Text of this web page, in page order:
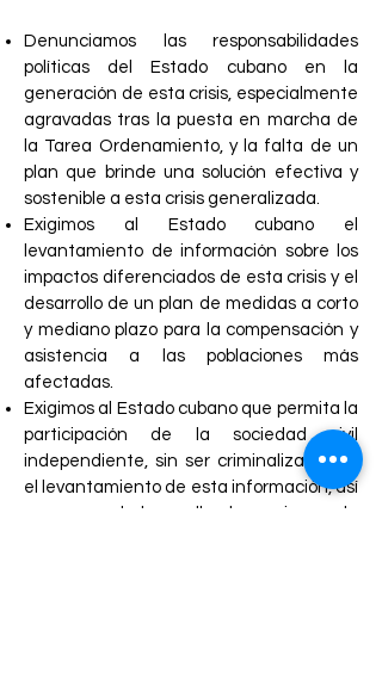
Denunciamos las responsabilidades
políticas del Estado cubano en la
generación de esta crisis, especialmente
agravadas tras la puesta en marcha de
la Tarea Ordenamiento, y la falta de un
plan que brinde una solución efectiva y
sostenible a esta crisis generalizada.
Exigimos al Estado cubano el
levantamiento de información sobre los
impactos diferenciados de esta crisis y el
desarrollo de un plan de medidas a corto
y mediano plazo para la compensación y
asistencia a las poblaciones más
afectadas.
Exigimos al Estado cubano que permita la
participación de la sociedad civil
independiente, sin ser criminalizada, en
el levantamiento de esta información, así
como en el desarrollo de acciones de